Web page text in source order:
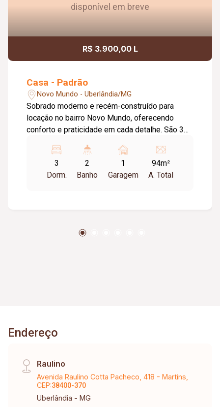
disponível em breve
R$ 3.900,00 L
Casa - Padrão
Novo Mundo - Uberlândia/MG
Sobrado moderno e recém-construído para
locação no bairro Novo Mundo, oferecendo
conforto e praticidade em cada detalhe. São 3
além de dois dormitórios com sacadas. Sala
ampla integrada aos ambientes, cozinha com
mesa e bancada em granito, lavabo, área de
imóvel será entregue com armários planejados.
3
Dorm.
2
Banho
1
Garagem
94m²
A. Total
Endereço
Raulino
Avenida Raulino Cotta Pacheco, 418 - Martins,
CEP:38400-370
Uberlândia - MG